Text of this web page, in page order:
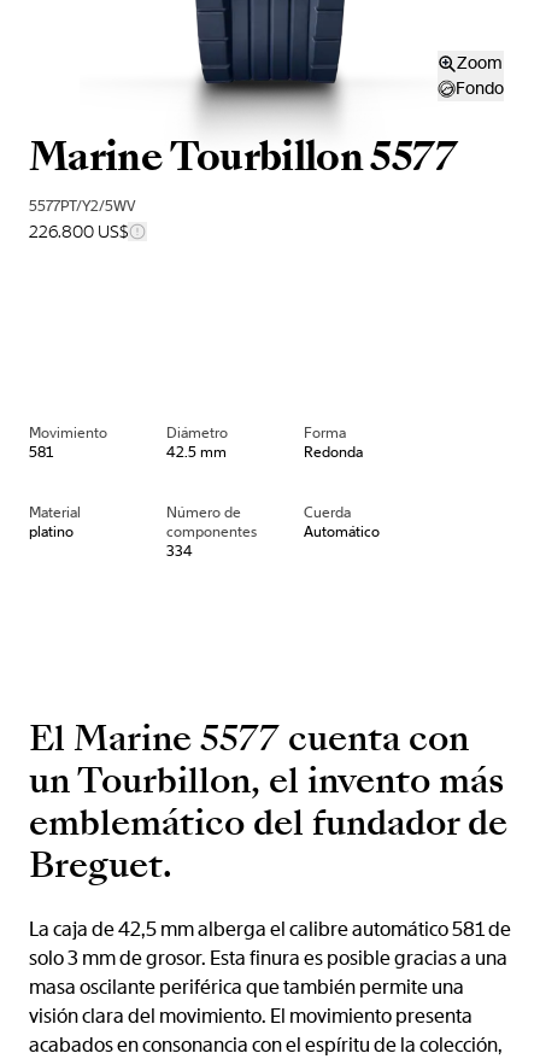
Zoom
Fondo
Marine Tourbillon 5577
5577PT/Y2/5WV
226.800 US$
Movimiento
581
Diámetro
42.5 mm
Forma
Redonda
Material
platino
Número de
componentes
334
Cuerda
Automático
El Marine 5577 cuenta con
un Tourbillon, el invento más
emblemático del fundador de
Breguet.
La caja de 42,5 mm alberga el calibre automático 581 de
solo 3 mm de grosor. Esta finura es posible gracias a una
masa oscilante periférica que también permite una
visión clara del movimiento. El movimiento presenta
acabados en consonancia con el espíritu de la colección,